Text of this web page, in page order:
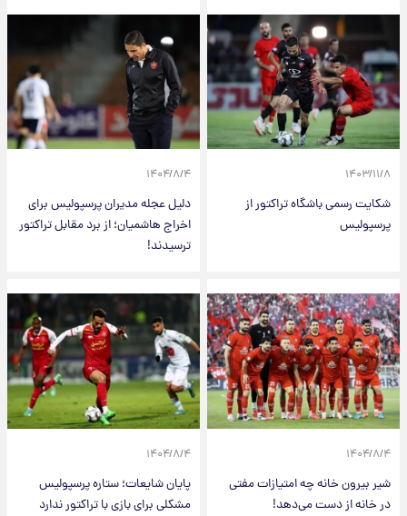
۱۴۰۳/۱۱/۸
شکایت رسمی باشگاه تراکتور از
پرسپولیس
۱۴۰۴/۸/۴
دلیل عجله مدیران پرسپولیس برای
اخراج هاشمیان؛ از برد مقابل تراکتور
ترسیدند!
۱۴۰۴/۸/۴
شیر بیرون خانه چه امتیازات مفتی
در خانه از دست می‌دهد!
۱۴۰۴/۸/۴
پایان شایعات؛ ستاره پرسپولیس
مشکلی برای بازی با تراکتور ندارد